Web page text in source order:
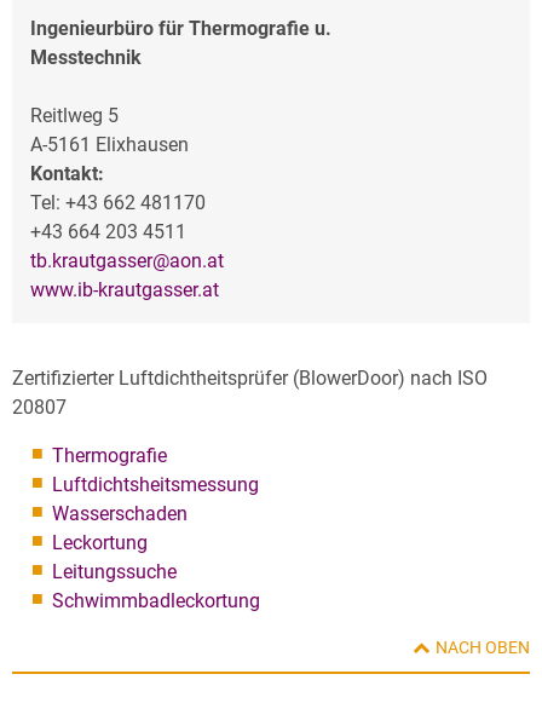
Ingenieurbüro für Thermografie u.
Messtechnik
Reitlweg 5
A-5161 Elixhausen
Kontakt:
Tel: +43 662 481170
+43 664 203 4511
tb.krautgasser@aon.at
www.ib-krautgasser.at
Zertifizierter Luftdichtheitsprüfer (BlowerDoor) nach ISO
20807
Thermografie
Luftdichtsheitsmessung
Wasserschaden
Leckortung
Leitungssuche
Schwimmbadleckortung
NACH OBEN